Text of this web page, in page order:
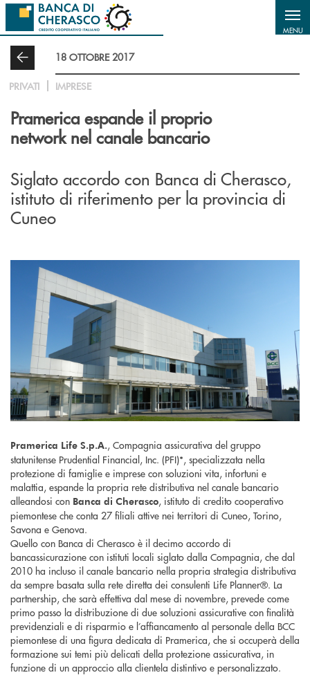
Salta al contenuto principale
MENU
18 OTTOBRE 2017
PRIVATI IMPRESE
Pramerica espande il proprio
network nel canale bancario
Siglato accordo con Banca di Cherasco,
istituto di riferimento per la provincia di
Cuneo
Pramerica Life S.p.A., Compagnia assicurativa del gruppo
statunitense Prudential Financial, Inc. (PFI)*, specializzata nella
protezione di famiglie e imprese con soluzioni vita, infortuni e
malattia, espande la propria rete distributiva nel canale bancario
alleandosi con Banca di Cherasco, istituto di credito cooperativo
piemontese che conta 27 filiali attive nei territori di Cuneo, Torino,
Savona e Genova.
Quello con Banca di Cherasco è il decimo accordo di
bancassicurazione con istituti locali siglato dalla Compagnia, che dal
2010 ha incluso il canale bancario nella propria strategia distributiva
da sempre basata sulla rete diretta dei consulenti Life Planner®. La
partnership, che sarà effettiva dal mese di novembre, prevede come
primo passo la distribuzione di due soluzioni assicurative con finalità
previdenziali e di risparmio e l’affiancamento al personale della BCC
piemontese di una figura dedicata di Pramerica, che si occuperà della
formazione sui temi più delicati della protezione assicurativa, in
funzione di un approccio alla clientela distintivo e personalizzato.